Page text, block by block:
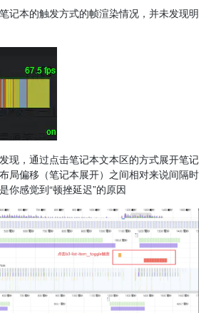
记本的触发方式的帧渲染情况，并未发现明
现，通过点击笔记本文本区的方式展开笔记
局偏移（笔记本展开）之间相对来说间隔时
你感觉到“顿挫延迟”的原因